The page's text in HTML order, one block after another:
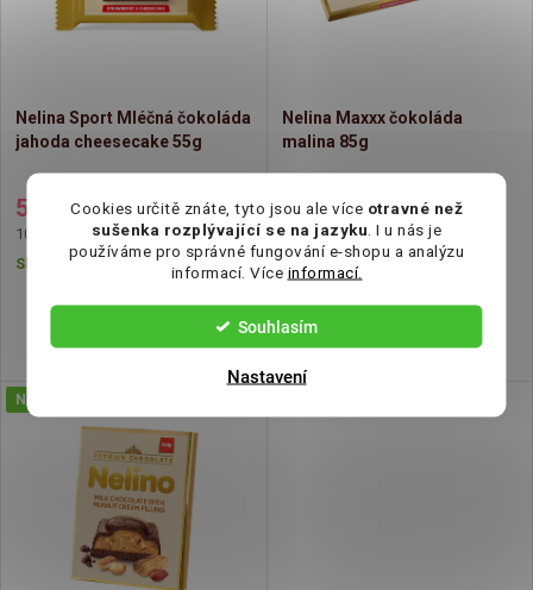
Cookies určitě znáte, tyto jsou ale více otravné než
sušenka rozplývající se na jazyku . I u nás je
používáme pro správné fungování e-shopu a analýzu
informací. Více informací.
Souhlasím
Nastavení
p
r
o
u
k
s
p
r
o
u
Nelina Sport Mléčná čokoláda
jahoda cheesecake 55g
55 Kč
Měrná
cena:
100 Kč / 100 g
Skladem
Nelina Maxxx čokoláda
malina 85g
82 Kč
Měrná
cena:
96,47 Kč / 100 g
Skladem
Novinka